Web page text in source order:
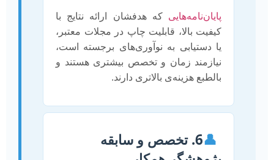
پایان‌نامه‌هایی که هدفشان ارائه نتایج با
کیفیت بالا، قابلیت چاپ در مجلات معتبر،
یا دستیابی به نوآوری‌های برجسته است،
نیازمند زمان و تخصص بیشتری هستند و
بالطبع هزینه‌ی بالاتری دارند.
👤 6. تخصص و سابقه